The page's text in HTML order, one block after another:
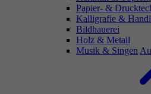
Papier- &
Kalligrafie &
Bildhauerei
Holz & Metall
Musik & Singen